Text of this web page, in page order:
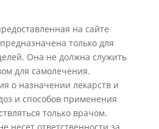
на сайте
только для
Она не должна служить
для самолечения.
о назначении лекарств и
и способов применения
только врачом.